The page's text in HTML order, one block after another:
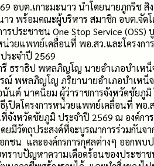
อบต.เกาะมะนาว นำโดยนายภูกริช สิ
าว พร้อมคณะผู้บริหาร สมาชิก อบต.จัดโ
รประชาชน One Stop Service (OSS)
น่วยแพทย์เคลื่อนที่ พอ.สว.และโครงกา
ระจำปี 2569
รี ธราธิป พหลภิญโญ นายอำเภอบำเห
ณ์ พหลภิญโญ ภริยานายอำเภอบำเหน็จ
นต์ นาคนิยม ผู้ว่าราชการจังหวัดชัยภูมิ
ปิดโครงการหน่วยแพทย์เคลื่อนที่ พอ.ส
จังหวัดชัยภูมิ ประจำปี 2569 ณ องค์กา
ดยมีวัตถุประสงค์ที่จะบูรณาการร่วมกันจ
กชน และองค์กรการกุศลต่างๆ ออกพบ
าบปัญหาความเดือดร้อนของประชา